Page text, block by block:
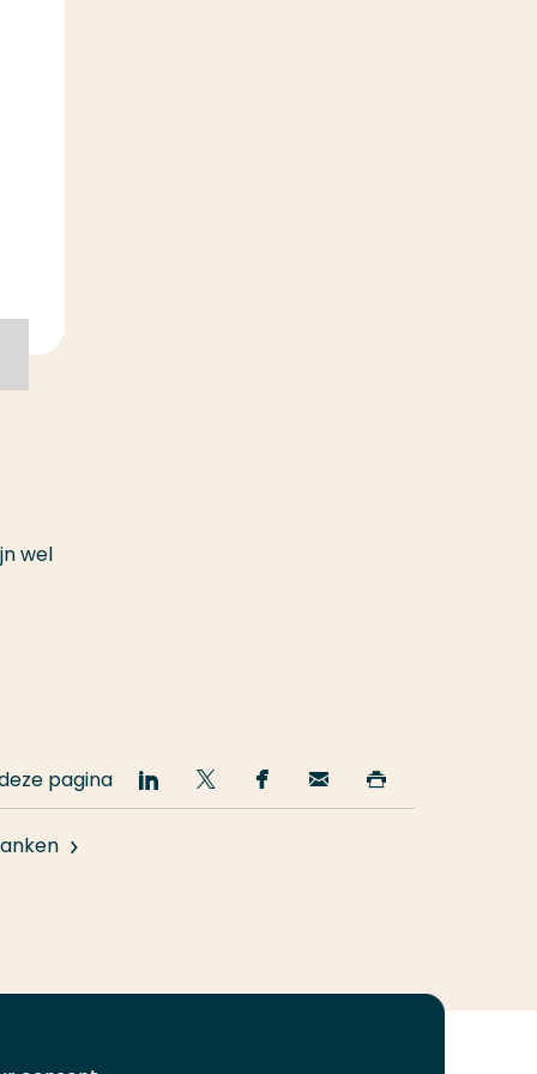
wel
pagina
Deel
op
Deel
op
Deel
op
Email
deze deze